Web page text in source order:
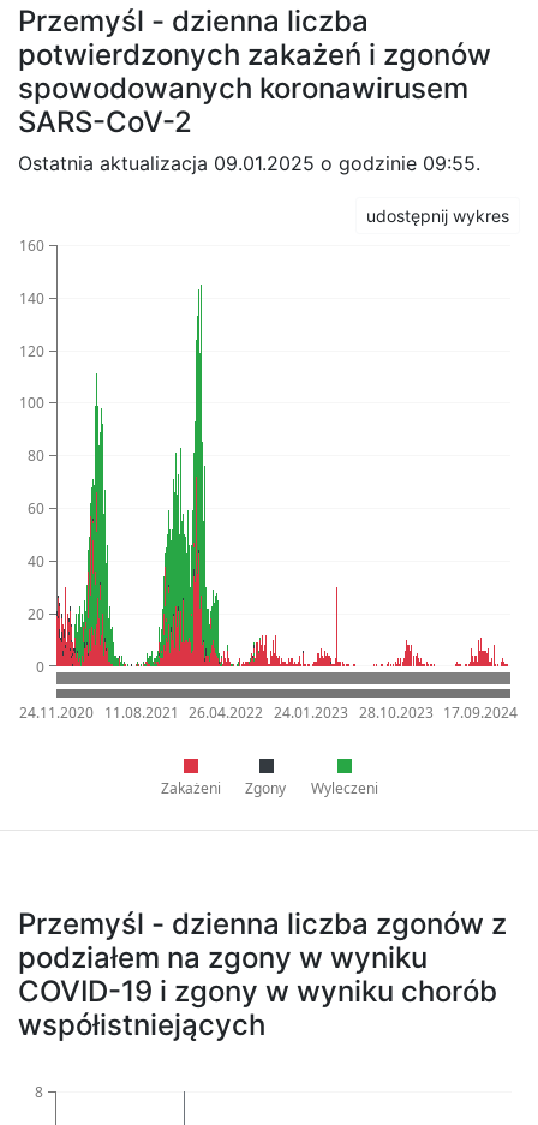
Przemyśl - dzienna liczba
potwierdzonych zakażeń i zgonów
spowodowanych koronawirusem
SARS-CoV-2
Ostatnia aktualizacja 09.01.2025 o godzinie 09:55.
udostępnij wykres
0
20
40
60
80
100
120
140
160
24.11.2020 11.08.2021 26.04.2022 24.01.2023 28.10.2023 17.09.2024
Zakażeni Zgony Wyleczeni
Przemyśl - dzienna liczba zgonów z
podziałem na zgony w wyniku
COVID-19 i zgony w wyniku chorób
współistniejących
8